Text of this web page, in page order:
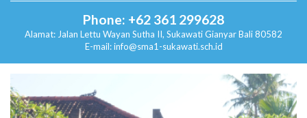
Phone: +62 361 299628
Alamat: Jalan Lettu Wayan Sutha II, SukawatiGianyar Bali 80582
E-mail: info@sma1-sukawati.sch.id